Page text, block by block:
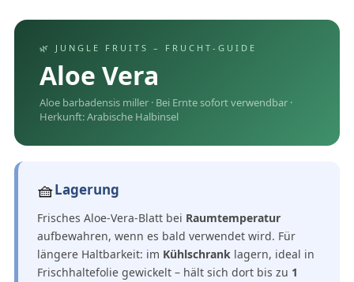
🌿 JUNGLE FRUITS – FRUCHT-GUIDE
Aloe Vera
Aloe barbadensis miller · Bei Ernte sofort verwendbar ·
Herkunft: Arabische Halbinsel
🧺Lagerung
Frisches Aloe-Vera-Blatt bei Raumtemperatur
aufbewahren, wenn es bald verwendet wird. Für
längere Haltbarkeit: im Kühlschrank lagern, ideal in
Frischhaltefolie gewickelt – hält sich dort bis zu 1